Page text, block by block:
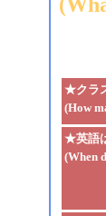
★クラ
(How
★英語
(When